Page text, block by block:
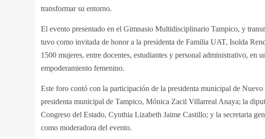
transformar su entorno.
El evento presentado en el Gimnasio Multidisciplinario Tampico, y
tuvo como invitada de honor a la presidenta de Familia UAT, Isolda
1500 mujeres, entre docentes, estudiantes y personal administrativo, en
empoderamiento femenino.
Este foro contó con la participación de la presidenta municipal de
presidenta municipal de Tampico, Mónica Zacil Villarreal Anaya; la
Congreso del Estado, Cynthia Lizabeth Jaime Castillo; y la secretaria
como moderadora del evento.